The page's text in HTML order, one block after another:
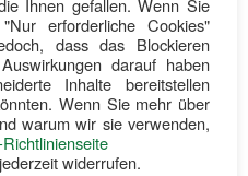
erforderliche Cookies"
dass das Blockieren
darauf haben
Inhalte bereitstellen
Wenn Sie mehr über
warum wir sie verwenden,
widerrufen.